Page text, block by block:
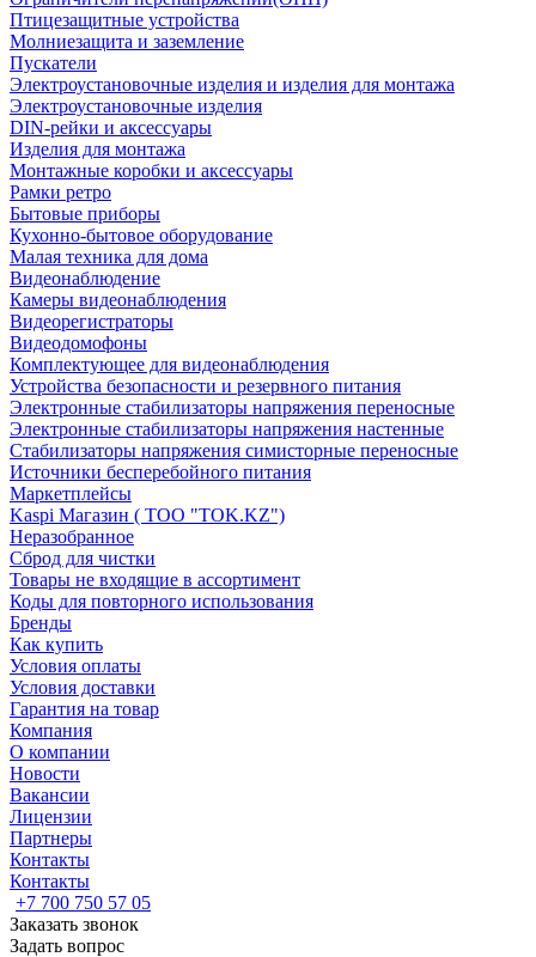
Птицезащитные устройства
Молниезащита и заземление
Пускатели
Электроустановочные изделия и изделия для монтажа
Электроустановочные изделия
DIN-рейки и аксессуары
Изделия для монтажа
Монтажные коробки и аксессуары
Рамки ретро
Бытовые приборы
Кухонно-бытовое оборудование
Малая техника для дома
Видеонаблюдение
Камеры видеонаблюдения
Видеорегистраторы
Видеодомофоны
Комплектующее для видеонаблюдения
Устройства безопасности и резервного питания
Электронные стабилизаторы напряжения переносные
Электронные стабилизаторы напряжения настенные
Стабилизаторы напряжения симисторные переносные
Источники бесперебойного питания
Маркетплейсы
Kaspi Магазин ( ТОО "TOK.KZ")
Неразобранное
Сброд для чистки
Товары не входящие в ассортимент
Коды для повторного использования
Бренды
Как купить
Условия оплаты
Условия доставки
Гарантия на товар
Компания
О компании
Новости
Вакансии
Лицензии
Партнеры
Контакты
Контакты
+7 700 750 57 05
Заказать звонок
Задать вопрос